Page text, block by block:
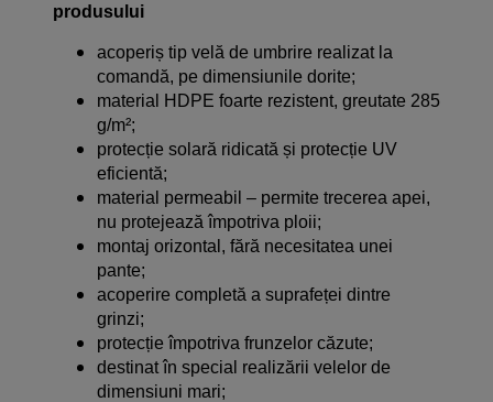
produsului
acoperiș tip velă de umbrire realizat la
comandă, pe dimensiunile dorite;
material HDPE foarte rezistent, greutate 285
g/m²;
protecție solară ridicată și protecție UV
eficientă;
material permeabil – permite trecerea apei,
nu protejează împotriva ploii;
montaj orizontal, fără necesitatea unei
pante;
acoperire completă a suprafeței dintre
grinzi;
protecție împotriva frunzelor căzute;
destinat în special realizării velelor de
dimensiuni mari;